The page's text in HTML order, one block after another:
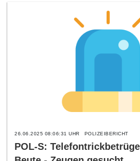
26.06.2025 08:06:31 UHR POLIZEIBERICHT
POL-S: